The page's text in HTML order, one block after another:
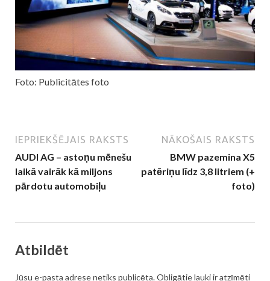
Foto: Publicitātes foto
IEPRIEKŠĒJAIS RAKSTS
AUDI AG – astoņu mēnešu
laikā vairāk kā miljons
pārdotu automobiļu
NĀKOŠAIS RAKSTS
BMW pazemina X5
patēriņu līdz 3,8 litriem (+
foto)
Atbildēt
Jūsu e-pasta adrese netiks publicēta.Obligātie lauki ir atzīmēti